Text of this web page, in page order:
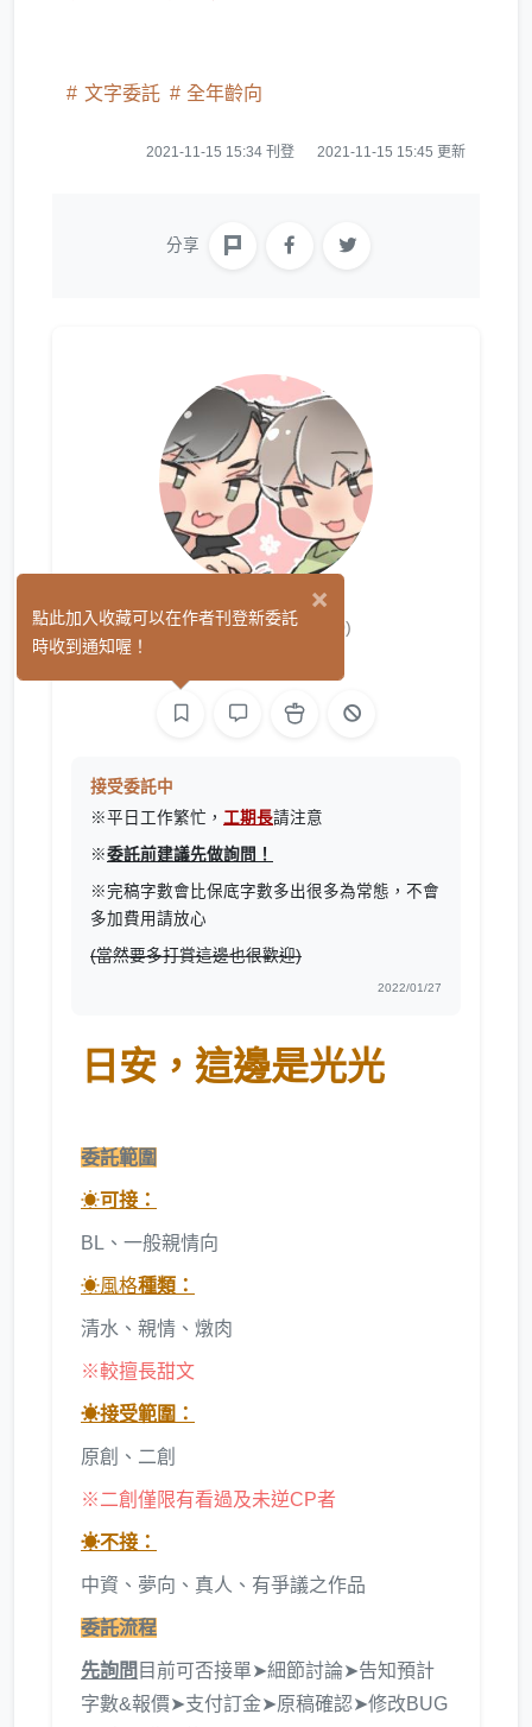
文字委託 全年齡向
2021-11-15 15:34 刊登 2021-11-15 15:45 更新
分享
ヒカリン♪ (0)
接受委託中
※平日工作繁忙， 工期長請注意
※委託前建議先做詢問！
※完稿字數會比保底字數多出很多為常態，不會
多加費用請放心
(當然要多打賞這邊也很歡迎)
2022/01/27
日安，這邊是光光
委託範圍
☀可接：
BL、一般親情向
☀風格種類：
清水、親情、燉肉
※較擅長甜文
☀接受範圍：
原創、二創
※二創僅限有看過及未逆CP者
☀不接：
中資、夢向、真人、有爭議之作品
委託流程
先詢問 目前可否接單➤細節討論➤告知預計
字數&報價➤支付訂金➤原稿確認➤修改BUG
×
點此加入收藏可以在作者刊登新委託
時收到通知喔！